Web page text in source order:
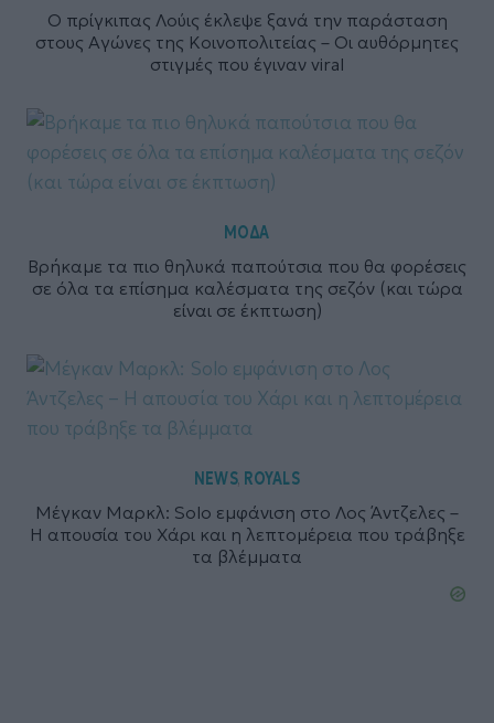
Ο πρίγκιπας Λούις έκλεψε ξανά την παράσταση
στους Αγώνες της Κοινοπολιτείας – Οι αυθόρμητες
στιγμές που έγιναν viral
ΜΟΔΑ
Βρήκαμε τα πιο θηλυκά παπούτσια που θα φορέσεις
σε όλα τα επίσημα καλέσματα της σεζόν (και τώρα
είναι σε έκπτωση)
NEWS, ROYALS
Μέγκαν Μαρκλ: Solo εμφάνιση στο Λος Άντζελες –
Η απουσία του Χάρι και η λεπτομέρεια που τράβηξε
τα βλέμματα